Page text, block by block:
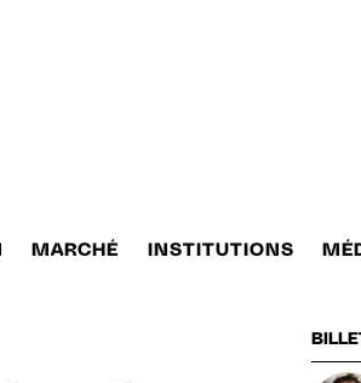
MARCHÉ INSTITUTIONS